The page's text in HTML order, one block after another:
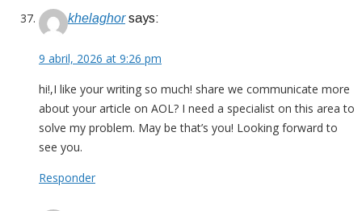
khelaghor says:
9 abril, 2026 at 9:26 pm
hi!,I like your writing so much! share we communicate more
about your article on AOL? I need a specialist on this area to
solve my problem. May be that’s you! Looking forward to
see you.
Responder